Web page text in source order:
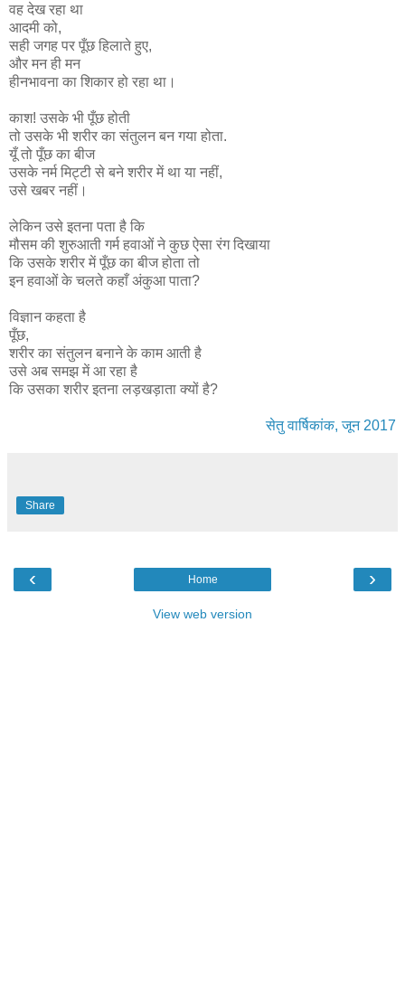
वह देख रहा था
आदमी को,
सही जगह पर पूँछ हिलाते हुए,
और मन ही मन
हीनभावना का शिकार हो रहा था।
काश! उसके भी पूँछ होती
तो उसके भी शरीर का संतुलन बन गया होता.
यूँ तो पूँछ का बीज
उसके नर्म मिट्टी से बने शरीर में था या नहीं,
उसे खबर नहीं।
लेकिन उसे इतना पता है कि
मौसम की शुरुआती गर्म हवाओं ने कुछ ऐसा रंग दिखाया
कि उसके शरीर में पूँछ का बीज होता तो
इन हवाओं के चलते कहाँ अंकुआ पाता?
विज्ञान कहता है
पूँछ,
शरीर का संतुलन बनाने के काम आती है
उसे अब समझ में आ रहा है
कि उसका शरीर इतना लड़खड़ाता क्यों है?
सेतु वार्षिकांक, जून 2017
Share
‹ ›
Home
View web version